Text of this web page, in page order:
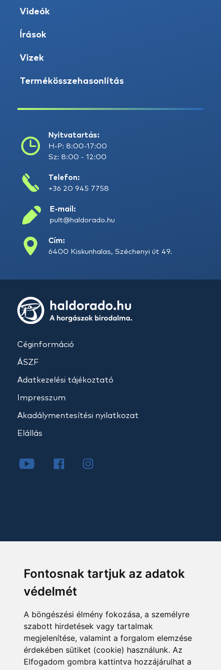
Fontosnak tartjuk az adatok
védelmét
A böngészési élmény fokozása, a személyre
szabott hirdetések vagy tartalmak
megjelenítése, valamint a forgalom elemzése
érdekében sütiket (cookie) használunk. Az
Elfogadom gombra kattintva hozzájárulhat a
Videók
Írások
Vizek
Termékösszehasonlítás
Nyitvatartás:
H-P: 8:00-17:00
Sz: 8:00 - 12:00
Telefon:
+36 20 945 7758
E-mail:
pult@haldorado.hu
Cím:
6400 Kiskunhalas, Széchenyi út 49.
Céginformáció
ÁSZF
Adatkezelési tájékoztató
Impresszum
Akadálymentesítési nyilatkozat
Elállás